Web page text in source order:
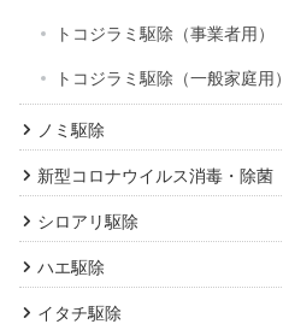
トコジラミ駆除（事業者用）
トコジラミ駆除（一般家庭用）
ノミ駆除
新型コロナウイルス消毒・除菌
シロアリ駆除
ハエ駆除
イタチ駆除